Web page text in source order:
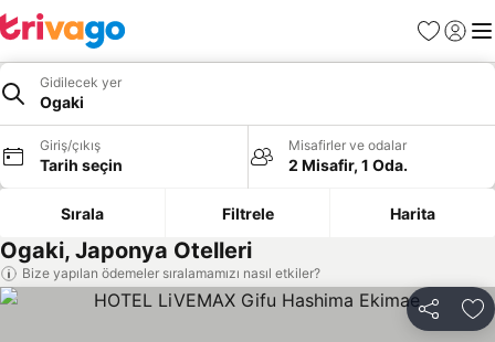
Favoriler
Giriş
Gidilecek yer
Ogaki
Giriş/çıkış
Tarih seçin
Misafirler ve odalar
2 Misafir, 1 Oda.
Sırala Filtrele Harita
Ogaki, Japonya Otelleri
Bize yapılan ödemeler sıralamamızı nasıl etkiler?
Paylaş